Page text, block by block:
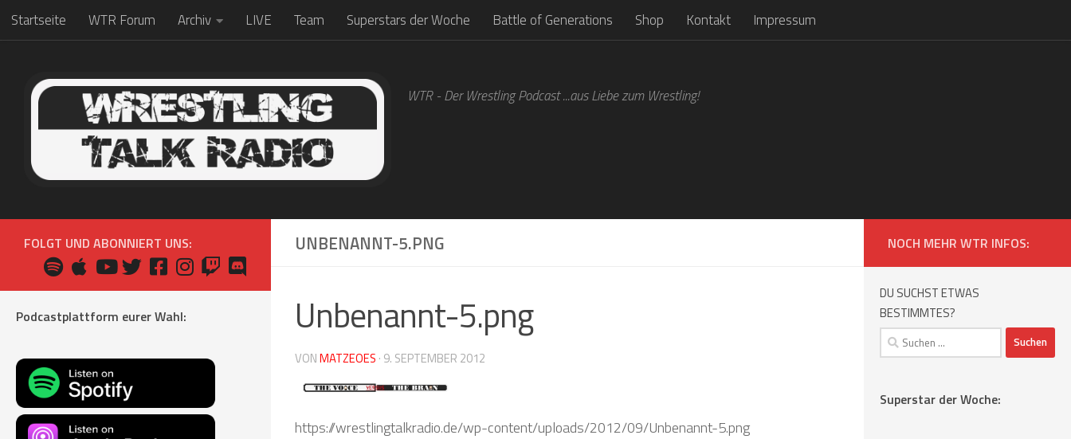
Zum Inhalt springen
Startseite WTR Forum Archiv LIVE Team Superstars der Woche Battle of Generations Shop Kontakt Impressum
WTR - Der Wrestling Podcast ...aus Liebe zum Wrestling!
UNBENANNT-5.PNG
Unbenannt-5.png
VONMATZEOES · 9. SEPTEMBER 2012
https://wrestlingtalkradio.de/wp-content/uploads/2012/09/Unbenannt-5.png
FOLGT UND ABONNIERT UNS:
Podcastplattform eurer Wahl:
NOCH MEHR WTR INFOS:
DU SUCHST ETWAS
BESTIMMTES?
Suchen
nach:
Superstar der Woche: